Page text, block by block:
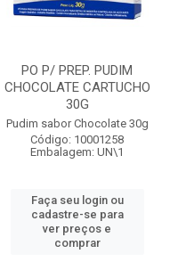
PO P/ PREP. PUDIM
CHOCOLATE CARTUCHO
30G
Pudim sabor Chocolate 30g
Código: 10001258
Embalagem: UN\1
Faça seu login ou
cadastre-se para
ver preços e
comprar